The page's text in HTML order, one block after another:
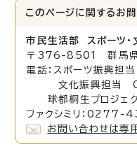
このページに関する お
市民生活部 スポーツ・
〒376-8501 群馬県
電話：スポーツ振
文化振興担当
球都桐生プロジ
ファクシミリ：0277-
お問い合わせは専